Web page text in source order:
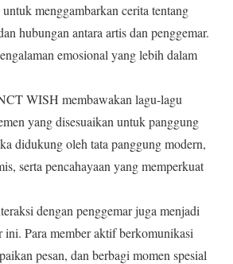
menggambarkan cerita tentang
hubungan antara artis dan penggemar.
emosional yang lebih dalam
WISH membawakan lagu-lagu
yang disesuaikan untuk panggung
didukung oleh tata panggung modern,
serta pencahayaan yang memperkuat
dengan penggemar juga menjadi
ini. Para member aktif berkomunikasi
pesan, dan berbagi momen spesial